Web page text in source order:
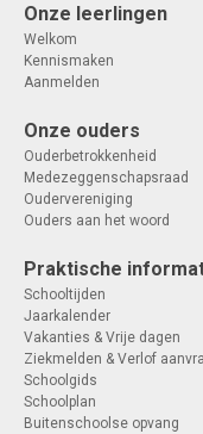
Onze leerlingen
Welkom
Kennismaken
Aanmelden
Onze ouders
Ouderbetrokkenheid
Medezeggenschapsraad
Oudervereniging
Ouders aan het woord
Praktische
Schooltijden
Jaarkalender
Vakanties & Vrije dagen
Ziekmelden & Verlof
Schoolgids
Schoolplan
Buitenschoolse opvang